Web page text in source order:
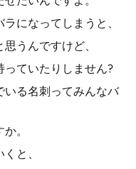
になってしまうと、
うんですけど、
ていたりしません?
いる名刺ってみんなバ
。
と、